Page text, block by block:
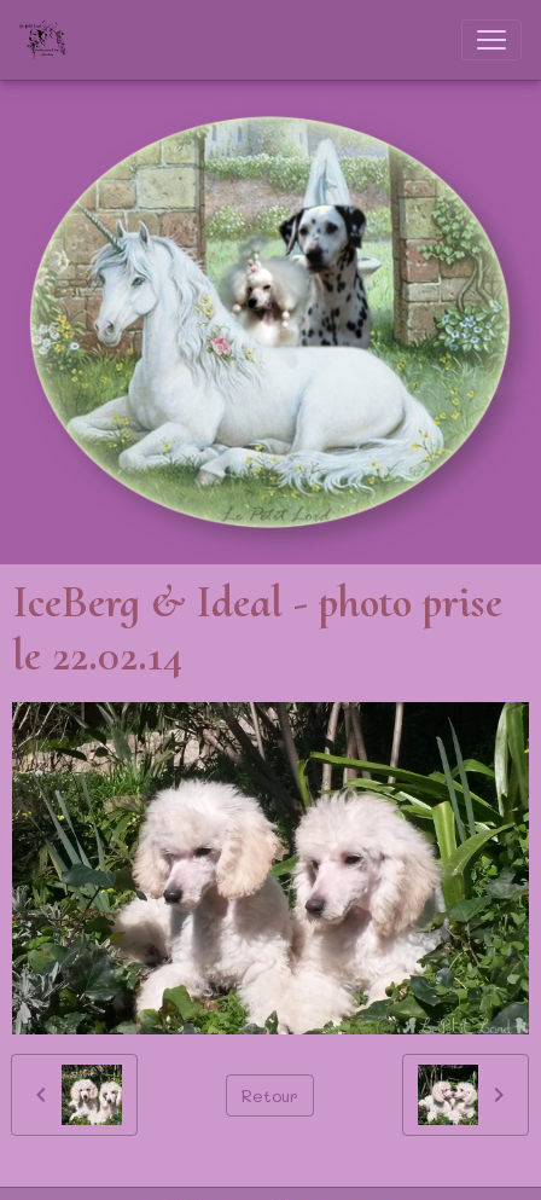
IceBerg & Ideal - photo prise
le 22.02.14
Retour